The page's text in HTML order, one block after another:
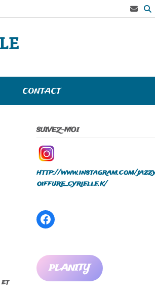
CONTACT
SUIVEZ-MOI
http://www.instagram.com/
oiffure_cyrielle.k/
PLANITY